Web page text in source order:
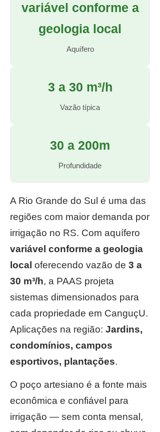
variável conforme a
geologia local
Aquífero
3 a 30 m³/h
Vazão típica
30 a 200m
Profundidade
A Rio Grande do Sul é uma das
regiões com maior demanda por
irrigação no RS. Com aquífero
variável conforme a geologia
local oferecendo vazão de 3 a
30 m³/h, a PAAS projeta
sistemas dimensionados para
cada propriedade em CanguçU.
Aplicações na região: Jardins,
condomínios, campos
esportivos, plantações.
O poço artesiano é a fonte mais
econômica e confiável para
irrigação — sem conta mensal,